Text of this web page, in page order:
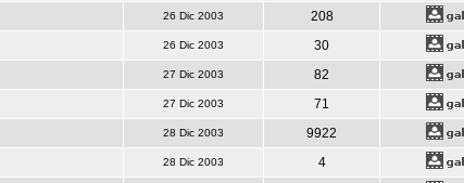
26 Dic 2003
208
26 Dic 2003
30
27 Dic 2003
82
27 Dic 2003
71
28 Dic 2003
9922
28 Dic 2003
4